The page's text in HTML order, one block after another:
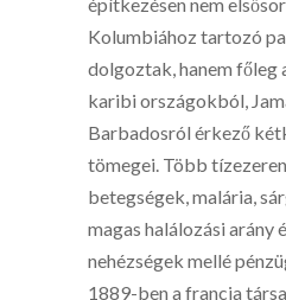
Kolumbiához tartozó
dolgoztak, hanem főleg
karibi országokból,
Barbadosról érkező
tömegei. Több
betegségek, malária,
magas halálozási arány
nehézségek mellé
1889-ben a francia